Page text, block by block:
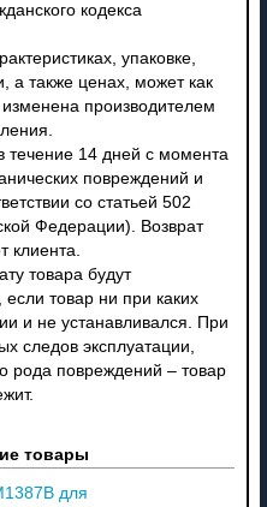
кодекса
упаковке,
а также ценах, может как
производителем
течение 14 дней с момента
повреждений и
со статьей 502
Федерации). Возврат
клиента.
товара будут
товар ни при каких
и не устанавливался. При
следов эксплуатации,
рода повреждений – товар
товары
для